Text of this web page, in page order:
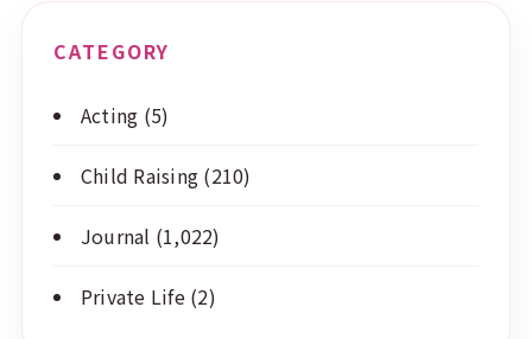
CATEGORY
Acting (5)
Child Raising (210)
Journal (1,022)
Private Life(2)